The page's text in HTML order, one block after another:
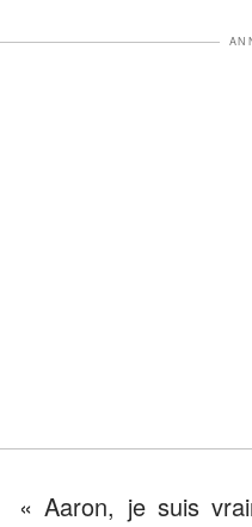
« Aaron, je suis